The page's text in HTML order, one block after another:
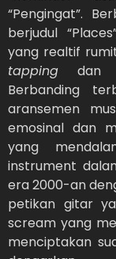
“Pengingat”.
berjudul
yang realtif
tapping dan
Berbanding
aransemen
emosinal dan
yang
instrument
era 2000-an
petikan gitar
scream yang
menciptakan